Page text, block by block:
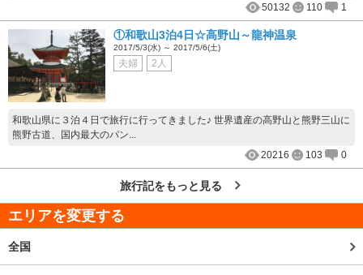
50132
110 1
①和歌山3泊4日☆高野山～龍神温泉
2017/5/3(水) ～ 2017/5/6(土)
夫婦 2人
和歌山県に３泊４日で旅行に行ってきました♪ 世界遺産の高野山と熊野三山に
熊野古道、国内最大のパン...
20216
103 0
旅行記をもっと見る
エリアを変更する
全国